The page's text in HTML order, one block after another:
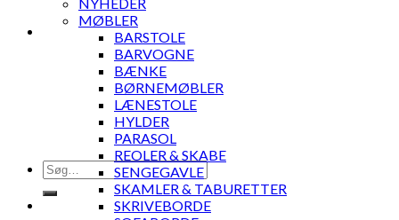
Søg
efter:
MØBLER
BARSTOLE
BARVOGNE
BÆNKE
BØRNEMØBLER
LÆNESTOLE
HYLDER
PARASOL
REOLER & SKABE
SENGEGAVLE
SKAMLER & TABURETTER
SKRIVEBORDE